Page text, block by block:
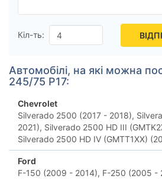
Кіл-ть:
Автомобілі, на які можна
245/75 Р17:
Chevrolet
Silverado 2500 (2017 - 2018),
2021), Silverado 2500 HD III
Silverado 2500 HD IV (GMTT1XX)
Ford
F-150 (2009 - 2014), F-250 (2005 -